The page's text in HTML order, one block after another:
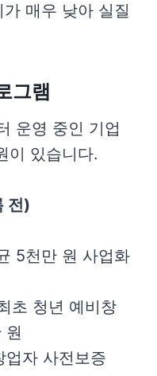
매우 낮아 실질
그램
운영 중인 기업
이 있습니다.
전)
5천만 원 사업화
초 청년 예비창
원
업자 사전보증